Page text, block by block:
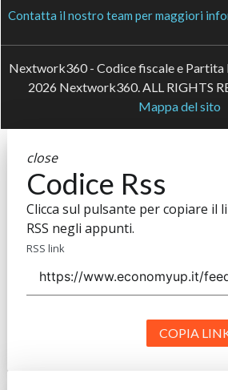
Contatta il nostro team per maggiori
Nextwork360 - Codice fiscale e
2026 Nextwork360. ALL RIGHTS
Mappa del sito
close
Codice Rss
Clicca sul pulsante per copiare il
RSS negli appunti.
RSS link
COPIA